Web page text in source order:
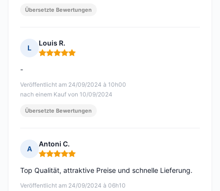
Übersetzte Bewertungen
L
Louis R.
Hinweis: 5 von 5
Veröffentlicht am 24/09/2024 à 10h00
nach einem Kauf von 10/09/2024
-
Übersetzte Bewertungen
A
Antoni C.
Hinweis: 5 von 5
Veröffentlicht am 24/09/2024 à 06h10
Top Qualität, attraktive Preise und schnelle Lieferung.